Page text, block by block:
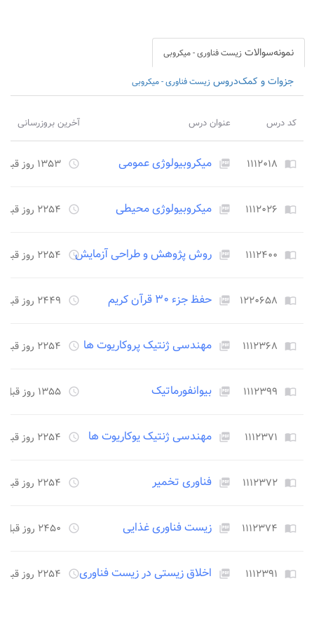
نمونه‌سوالات زیست فناوری - میکروبی
جزوات و کمک‌دروس زیست فناوری - میکروبی
کد درس عنوان درس آخرین بروزرسانی
import_contacts ۱۱۱۲۰۱۸ picture_as_pdf میکروبیولوژی عمومی access_time ۱۳۵۳ روز قبل
import_contacts ۱۱۱۲۰۲۶ picture_as_pdf میکروبیولوژی محیطی access_time ۲۲۵۴ روز قبل
import_contacts ۱۱۱۲۴۰۰ picture_as_pdf روش پژوهش و طراحی آزمایشaccess_time ۲۲۵۴ روز قبل
import_contacts ۱۲۲۰۶۵۸ picture_as_pdf حفظ جزء ۳۰ قرآن کریم access_time ۲۴۴۹ روز قبل
import_contacts ۱۱۱۲۳۶۸ picture_as_pdf مهندسی ژنتیک پروکاریوت ها access_time ۲۲۵۴ روز قبل
import_contacts ۱۱۱۲۳۹۹ picture_as_pdf بیوانفورماتیک access_time ۱۳۵۵ روز قبل
import_contacts ۱۱۱۲۳۷۱ picture_as_pdf مهندسی ژنتیک یوکاریوت ها access_time ۲۲۵۴ روز قبل
import_contacts ۱۱۱۲۳۷۲ picture_as_pdf فناوری تخمیر access_time ۲۲۵۴ روز قبل
import_contacts ۱۱۱۲۳۷۴ picture_as_pdf زیست فناوری غذایی access_time ۲۴۵۰ روز قبل
import_contacts ۱۱۱۲۳۹۱ picture_as_pdf اخلاق زیستی در زیست فناوریaccess_time ۲۲۵۴ روز قبل